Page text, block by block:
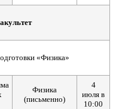
«Физика»
Физика
(письменно)
4
июля в
10:00